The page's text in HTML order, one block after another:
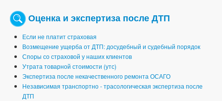
Оценка и экспертиза после ДТП
Если не платит страховая
Возмещение ущерба от ДТП: досудебный и судебный порядок
Споры со страховой у наших клиентов
Утрата товарной стоимости (утс)
Экспертиза после некачественного ремонта ОСАГО
Независимая транспортно - трасологическая экспертиза после
ДТП